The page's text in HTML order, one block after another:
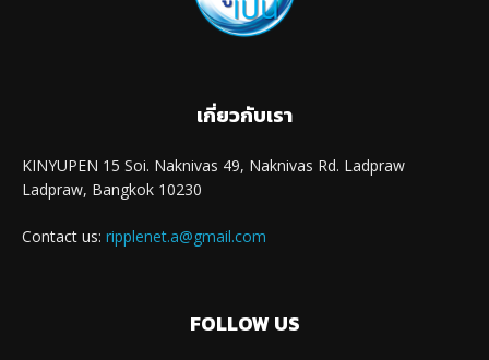
เกี่ยวกับเรา
KINYUPEN 15 Soi. Naknivas 49, Naknivas Rd. Ladpraw
Ladpraw, Bangkok 10230
Contact us: ripplenet.a@gmail.com
FOLLOW US